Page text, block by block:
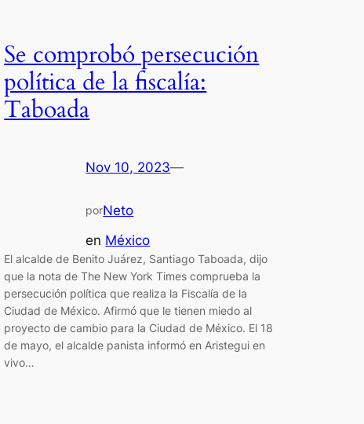
Se comprobó persecución
política de la fiscalía:
Taboada
Nov 10, 2023—
porNeto
en México
El alcalde de Benito Juárez, Santiago Taboada, dijo
que la nota de The New York Times comprueba la
persecución política que realiza la Fiscalía de la
Ciudad de México. Afirmó que le tienen miedo al
proyecto de cambio para la Ciudad de México. El 18
de mayo, el alcalde panista informó en Aristegui en
vivo…